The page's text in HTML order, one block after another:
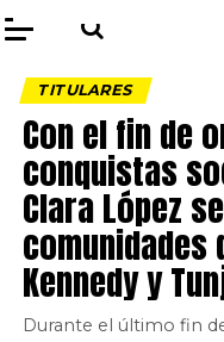
TITULARES
Con el fin de
conquistas
Clara López
comunidades
Kennedy y
Durante el último fin